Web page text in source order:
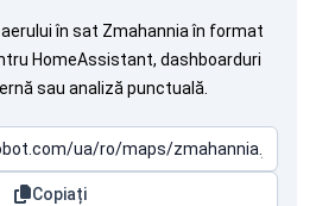
în sat Zmahannia în format
HomeAssistant, dashboarduri
sau analiză punctuală.
Copiați